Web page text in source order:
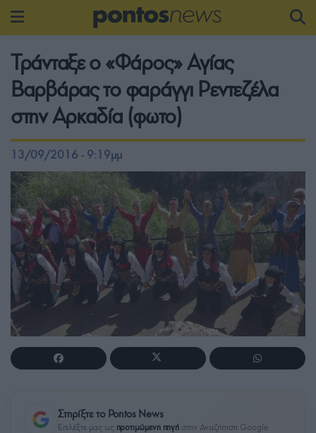
Τράνταξε ο «Φάρος» Αγίας
Βαρβάρας το φαράγγι Ρεντεζέλα
στην Αρκαδία (φωτο)
13/09/2016 - 9:19μμ
Στηρίξτε το Pontos News
Επιλέξτε μας ως προτιμώμενη πηγή στην Αναζήτηση Google